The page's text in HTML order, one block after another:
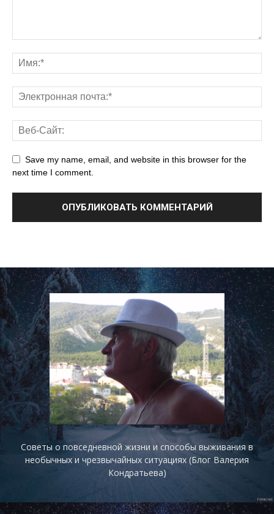
Save my name, email, and website in this browser for the
next time I comment.
Советы о повседневной жизни и способы выживания в
необычных и чрезвычайных ситуациях (Блог Валерия
Кондратьева)